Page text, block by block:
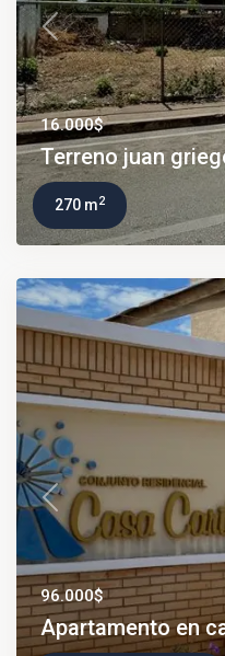
Previous
16.000$
Terreno juan
270 m2
Previous
96.000$
Apartamento en